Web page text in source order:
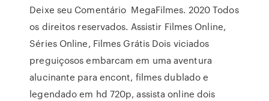
Deixe seu Comentário MegaFilmes. 2020 Todos
os direitos reservados. Assistir Filmes Online,
Séries Online, Filmes Grátis Dois viciados
preguiçosos embarcam em uma aventura
alucinante para encont, filmes dublado e
legendado em hd 720p, assista online dois